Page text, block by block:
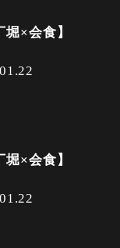
堀×会食】
堀×会食】